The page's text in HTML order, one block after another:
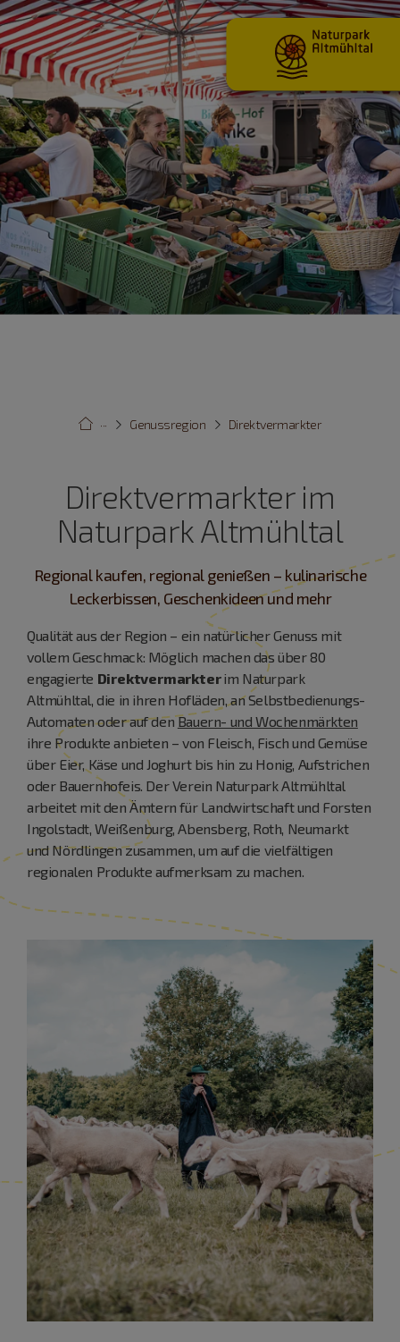
Direktvermarkter
Genussregion
···
Direktvermarkter im
Naturpark Altmühltal
Regional kaufen, regional genießen – kulinarische
Leckerbissen, Geschenkideen und mehr
Qualität aus der Region – ein natürlicher Genuss mit
vollem Geschmack: Möglich machen das über 80
engagierte Direktvermarkterim Naturpark
Altmühltal, die in ihren Hofläden, an Selbstbedienungs-
Automaten oder auf denBauern- und Wochenmärkten
ihre Produkte anbieten – von Fleisch, Fisch und Gemüse
über Eier, Käse und Joghurt bis hin zu Honig, Aufstrichen
oder Bauernhofeis. Der Verein Naturpark Altmühltal
arbeitet mit den Ämtern für Landwirtschaft und Forsten
Ingolstadt, Weißenburg, Abensberg, Roth, Neumarkt
und Nördlingen zusammen, um auf die vielfältigen
regionalen Produkte aufmerksam zu machen.